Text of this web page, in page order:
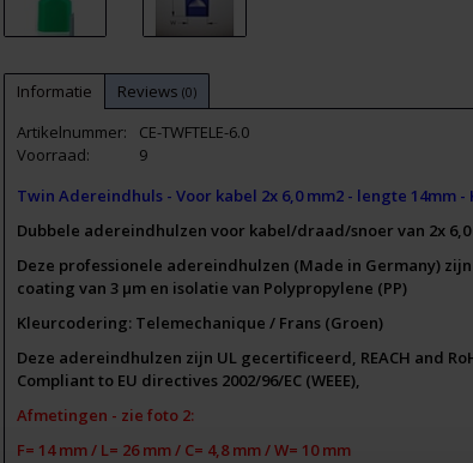
Informatie Reviews (0)
Artikelnummer:
CE-TWFTELE-6.0
Voorraad:
9
Twin Adereindhuls - Voor kabel 2x 6,0 mm2 - lengte 14mm
Dubbele adereindhulzen voor kabel/draad/snoer van 2x 6,0
Deze professionele adereindhulzen (Made in Germany)
coating van 3 μm en isolatie van Polypropylene (PP)
Kleurcodering: Telemechanique / Frans (Groen)
Deze adereindhulzen zijn UL gecertificeerd, REACH and
Compliant to EU directives 2002/96/EC (WEEE),
Afmetingen - zie foto 2:
F= 14 mm / L= 26 mm / C= 4,8 mm /W= 10 mm